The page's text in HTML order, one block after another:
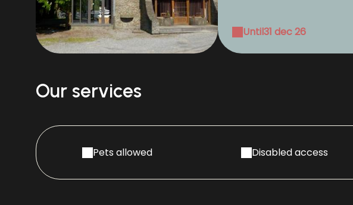
Until31 dec 26
Our services
Pets allowed Disabled access